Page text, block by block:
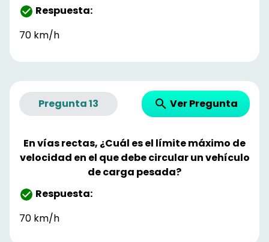
Respuesta:
70 km/h
Pregunta13 Ver Pregunta
En vías rectas, ¿Cuál es el límite máximo de
velocidad en el que debe circular un vehículo
de carga pesada?
Respuesta:
70 km/h